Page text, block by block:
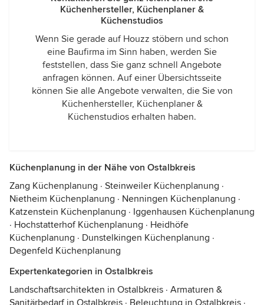
Küchenhersteller, Küchenplaner &
Küchenstudios
Wenn Sie gerade auf Houzz stöbern und schon
eine Baufirma im Sinn haben, werden Sie
feststellen, dass Sie ganz schnell Angebote
anfragen können. Auf einer Übersichtsseite
können Sie alle Angebote verwalten, die Sie von
Küchenhersteller, Küchenplaner &
Küchenstudios erhalten haben.
Küchenplanung in der Nähe von Ostalbkreis
Zang Küchenplanung · Steinweiler Küchenplanung ·
Nietheim Küchenplanung · Nenningen Küchenplanung ·
Katzenstein Küchenplanung · Iggenhausen Küchenplanung
· Hochstatterhof Küchenplanung · Heidhöfe
Küchenplanung · Dunstelkingen Küchenplanung ·
Degenfeld Küchenplanung
Expertenkategorien in Ostalbkreis
Landschaftsarchitekten in Ostalbkreis · Armaturen &
Sanitärbedarf in Ostalbkreis · Beleuchtung in Ostalbkreis ·